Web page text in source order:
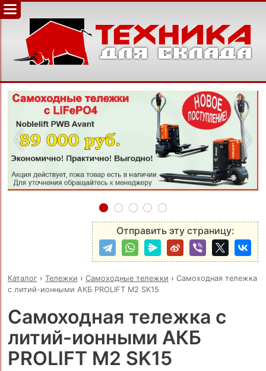
‹ ›
Отправить эту страницу:
Каталог› Тележки › Самоходные тележки › Самоходная тележка
с литий-ионными АКБ PROLIFT M2 SK15
Самоходная тележка с
литий-ионными АКБ
PROLIFT M2 SK15